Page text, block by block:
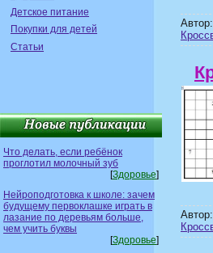
Детское питание
Покупки для детей
Статьи
Что делать, если ребёнок
проглотил молочный зуб
[Здоровье]
Нейроподготовка к школе: зачем
будущему первоклашке играть в
лазание по деревьям больше,
чем учить буквы
[Здоровье]